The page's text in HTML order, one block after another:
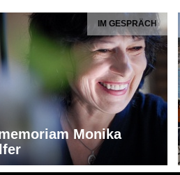
IM GESPRÄCH
Monika